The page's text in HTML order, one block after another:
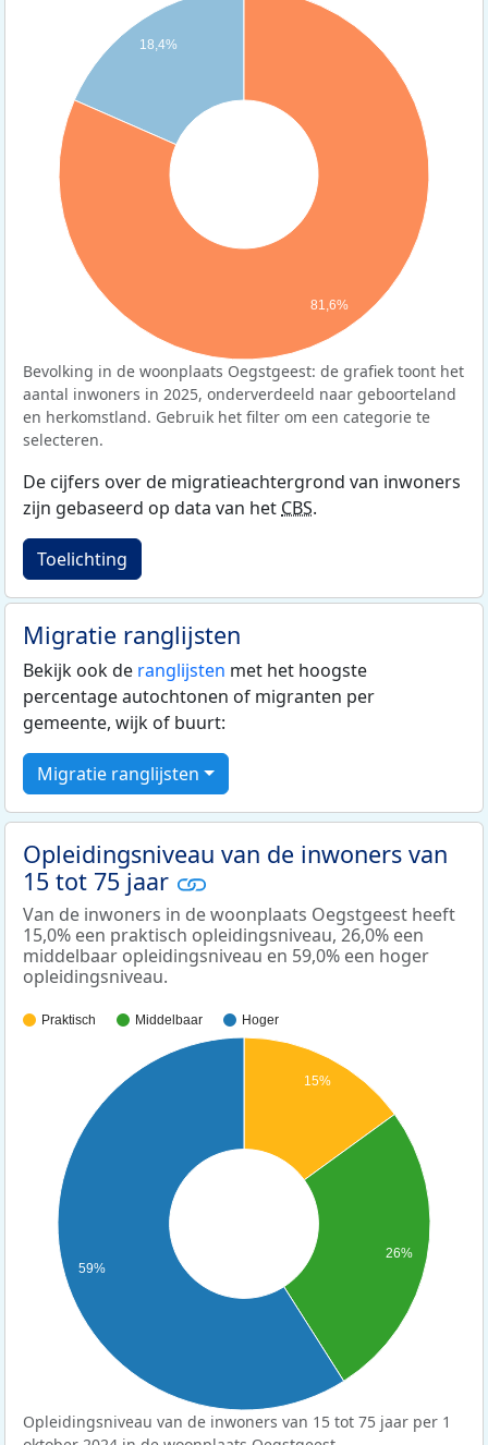
18,4%
81,6%
Bevolking in de woonplaats Oegstgeest: de grafiek toont het
aantal inwoners in 2025, onderverdeeld naar geboorteland
en herkomstland. Gebruik het filter om een categorie te
selecteren.
De cijfers over de migratieachtergrond van inwoners
zijn gebaseerd op data van het CBS.
Toelichting
Migratie ranglijsten
Bekijk ook de ranglijsten met het hoogste
percentage autochtonen of migranten per
gemeente, wijk of buurt:
Migratie ranglijsten
Opleidingsniveau van de inwoners van
15 tot 75 jaar
Van de inwoners in de woonplaats Oegstgeest heeft
15,0% een praktisch opleidingsniveau, 26,0% een
middelbaar opleidingsniveau en 59,0% een hoger
opleidingsniveau.
Praktisch Middelbaar Hoger
15%
26%
59%
Opleidingsniveau van de inwoners van 15 tot 75 jaar per 1